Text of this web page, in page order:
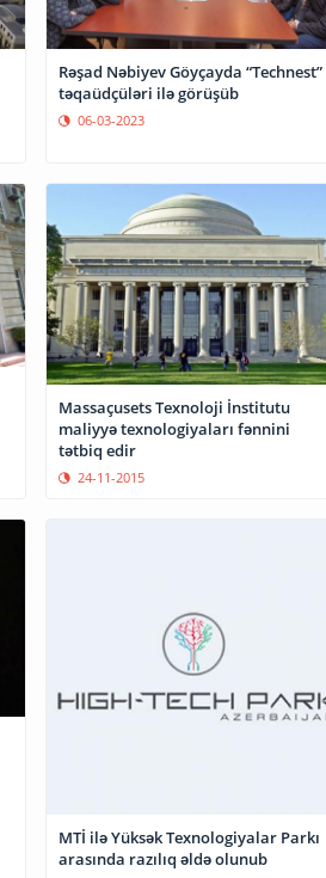
Rəşad Nəbiyev Göyçayda “Technest”
təqaüdçüləri ilə görüşüb
06-03-2023
Massaçusets Texnoloji İnstitutu
maliyyə texnologiyaları fənnini
tətbiq edir
24-11-2015
MTİ ilə Yüksək Texnologiyalar Parkı
arasında razılıq əldə olunub